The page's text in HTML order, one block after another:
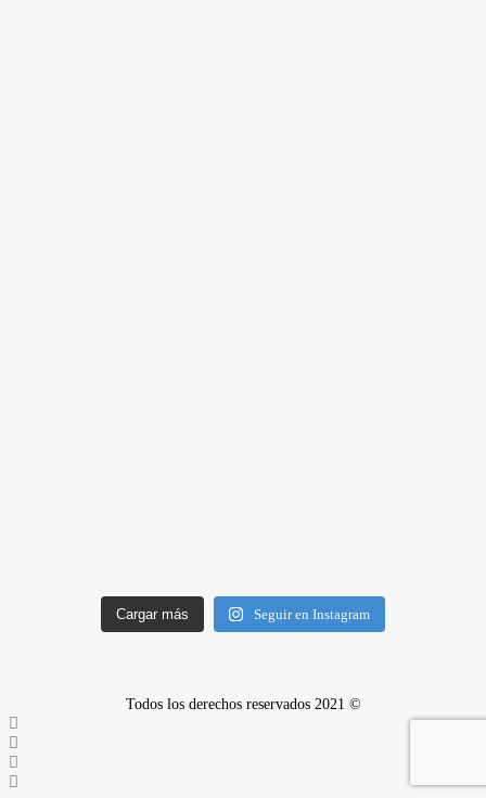
Cargar más Seguir en Instagram
Todos los derechos reservados 2021 ©